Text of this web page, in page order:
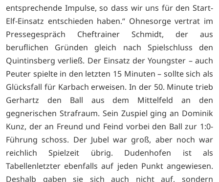
entsprechende Impulse, so dass wir uns für den Start-
Elf-Einsatz entschieden haben.“ Ohnesorge vertrat im
Pressegespräch Cheftrainer Schmidt, der aus
beruflichen Gründen gleich nach Spielschluss den
Quintinsberg verließ. Der Einsatz der Youngster – auch
Peuter spielte in den letzten 15 Minuten – sollte sich als
Glücksfall für Karbach erweisen. In der 50. Minute trieb
Gerhartz den Ball aus dem Mittelfeld an den
gegnerischen Strafraum. Sein Zuspiel ging an Dominik
Kunz, der an Freund und Feind vorbei den Ball zur 1:0-
Führung schoss. Der Jubel war groß, aber noch war
reichlich Spielzeit übrig. Dudenhofen ist als
Tabellenletzter ebenfalls auf jeden Punkt angewiesen.
Deshalb gaben sie sich auch nicht auf, sondern